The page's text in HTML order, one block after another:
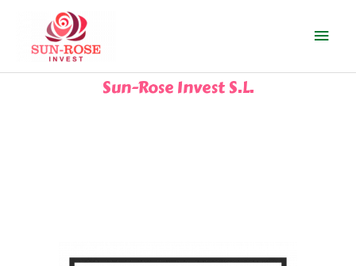
contenido
Sun-Rose Invest S.L.